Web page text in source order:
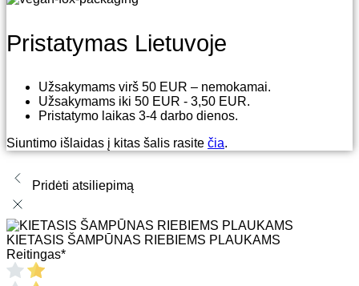
Pristatymas Lietuvoje
Užsakymams virš 50 EUR – nemokamai.
Užsakymams iki 50 EUR - 3,50 EUR.
Pristatymo laikas 3-4 darbo dienos.
Siuntimo išlaidas į kitas šalis rasite čia.
Pridėti atsiliepimą
KIETASIS ŠAMPŪNAS RIEBIEMS PLAUKAMS
Reitingas*